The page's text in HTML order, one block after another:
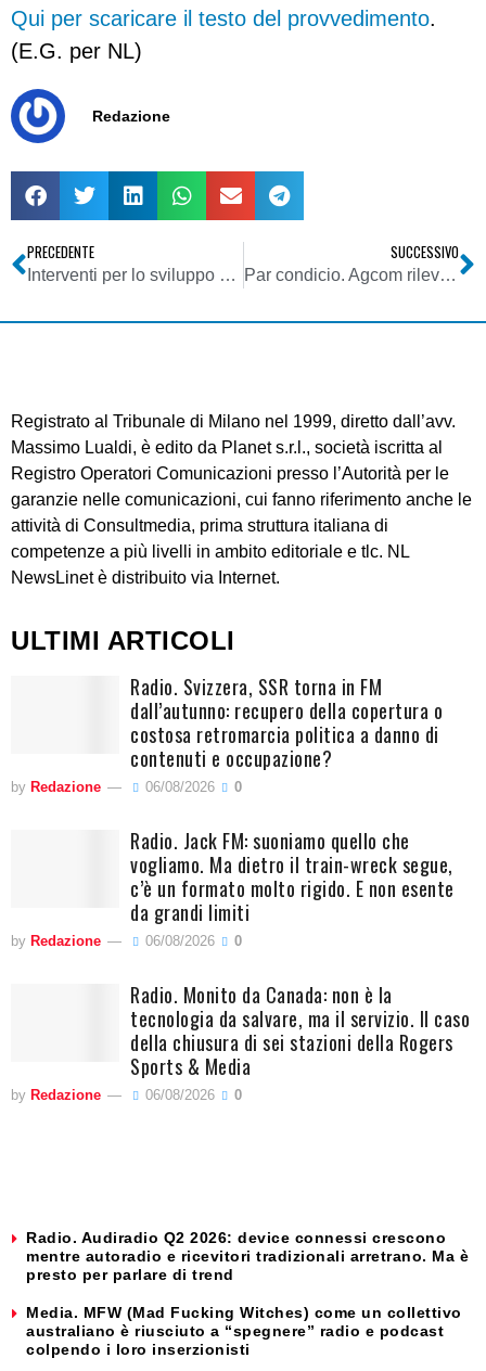
Qui per scaricare il testo del provvedimento.
(E.G. per NL)
Redazione
PRECEDENTE
Interventi per lo sviluppo di piccole e medie imprese mediante investimenti nel capitale di rischio
SUCCESSIVO
Par condicio. Agcom rileva riequilibrio rtv rispetto a disomogenea distribuzione tempo di parola tra soggetti politici ed istituzionali
Registrato al Tribunale di Milano nel 1999, diretto dall’avv.
Massimo Lualdi, è edito da Planet s.r.l., società iscritta al
Registro Operatori Comunicazioni presso l’Autorità per le
garanzie nelle comunicazioni, cui fanno riferimento anche le
attività di Consultmedia, prima struttura italiana di
competenze a più livelli in ambito editoriale e tlc. NL
NewsLinet è distribuito via Internet.
ULTIMI ARTICOLI
Radio. Svizzera, SSR torna in FM
dall’autunno: recupero della copertura o
costosa retromarcia politica a danno di
contenuti e occupazione?
by Redazione 06/08/2026 0
Radio. Jack FM: suoniamo quello che
vogliamo. Ma dietro il train-wreck segue,
c’è un formato molto rigido. E non esente
da grandi limiti
by Redazione 06/08/2026 0
Radio. Monito da Canada: non è la
tecnologia da salvare, ma il servizio. Il caso
della chiusura di sei stazioni della Rogers
Sports & Media
by Redazione 06/08/2026 0
Radio. Audiradio Q2 2026: device connessi crescono
mentre autoradio e ricevitori tradizionali arretrano. Ma è
presto per parlare di trend
Media. MFW (Mad Fucking Witches) come un collettivo
australiano è riusciuto a “spegnere” radio e podcast
colpendo i loro inserzionisti